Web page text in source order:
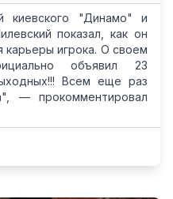
киевского "Динамо" и
показал, как он
карьеры игрока. О своем
объявил 23
Всем еще раз
— прокомментировал